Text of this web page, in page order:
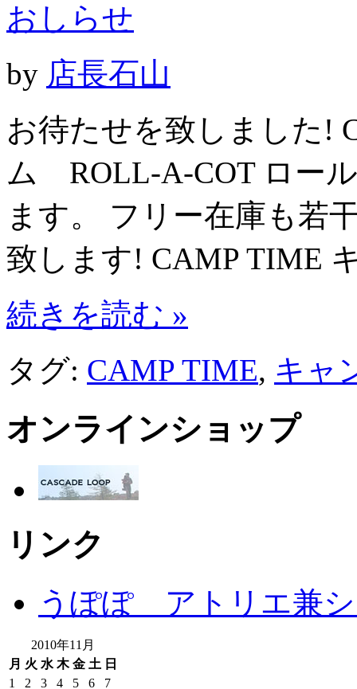
おしらせ
by 店長石山
お待たせを致しました!
ム ROLL-A-COT ロー
ます。 フリー在庫も若
致します! CAMP TIME
続きを読む »
タグ: CAMP TIME, キャ
オンラインショップ
リンク
うぽぽ アトリエ兼
2010年11月
月 火 水 木 金 土 日
1
2 3 4 5 6 7